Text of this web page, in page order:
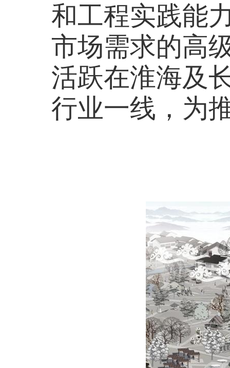
和工程实践能
市场需求的高
活跃在淮海及
行业一线，为